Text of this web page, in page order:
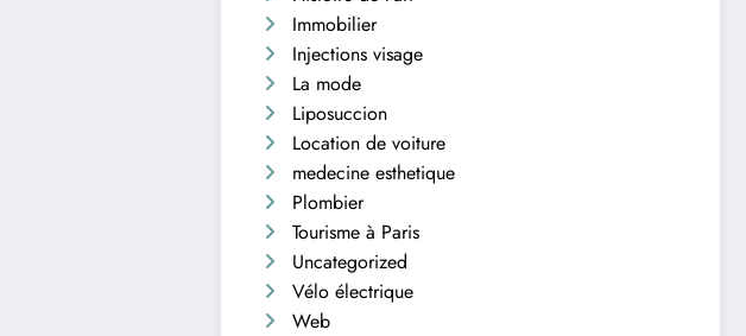
Immobilier
Injections visage
La mode
Liposuccion
Location de voiture
medecine esthetique
Plombier
Tourisme à Paris
Uncategorized
Vélo électrique
Web